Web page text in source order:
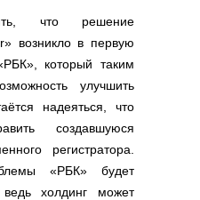
что решение
возникло в первую
который таким
улучшить
надеяться, что
создавшуюся
регистратора.
«РБК» будет
холдинг может